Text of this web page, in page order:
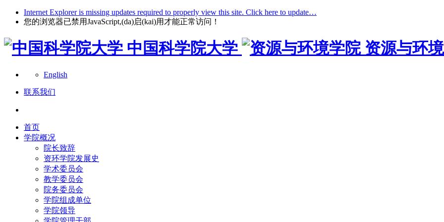
Internet Explorer is missing updates required to properly view this site. Click here to update…
您的浏览器已禁用JavaScript,(da)启(kai)用才能正常访问！
中国科学院大学 资源与环
English
联系我们
首页
学院概况
院长致辞
资环学院发展史
学术委员会
教学委员会
院务委员会
学院组成单位
学院领导